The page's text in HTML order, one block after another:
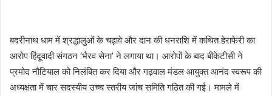
बदरीनाथ धाम में श्रद्धालुओं के चढ़ावे और दान की धनराशि में कथित हेराफेरी का
आरोप हिंदूवादी संगठन ‘भैरव सेना’ ने लगाया था। आरोपों के बाद बीकेटीसी ने
प्रमोद नौटियाल को निलंबित कर दिया और गढ़वाल मंडल आयुक्त आनंद स्वरूप की
अध्यक्षता में चार सदस्यीय उच्च स्तरीय जांच समिति गठित की गई। मामले में